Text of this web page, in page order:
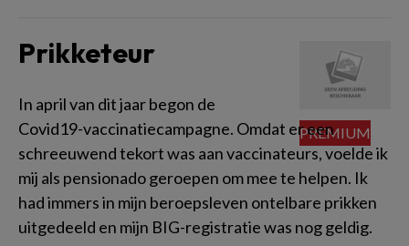
Prikketeur
In april van dit jaar begon de
Covid19-vaccinatiecampagne. Omdat er een
schreeuwend tekort was aan vaccinateurs, voelde ik
mij als pensionado geroepen om mee te helpen. Ik
had immers in mijn beroepsleven ontelbare prikken
uitgedeeld en mijn BIG-registratie was nog geldig.